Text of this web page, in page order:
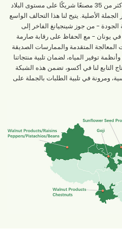
ندير شبكة توريد متينة، بالتعاون مع أكثر من 35 مصنعًا شريكًا على مستوى البلاد
الأصلية. يتيح لنا هذا التحالف الواسع
- من جوز شينجيانغ الفاخر إلى
يونان - مع الحفاظ على رقابة صارمة
المتقدمة والممارسات الصديقة
توفير المياه، لضمان تلبية منتجاتنا
التابع لنا في أكسو، تضمن هذه الشبكة
ومرونة في تلبية الطلبات بالجملة على